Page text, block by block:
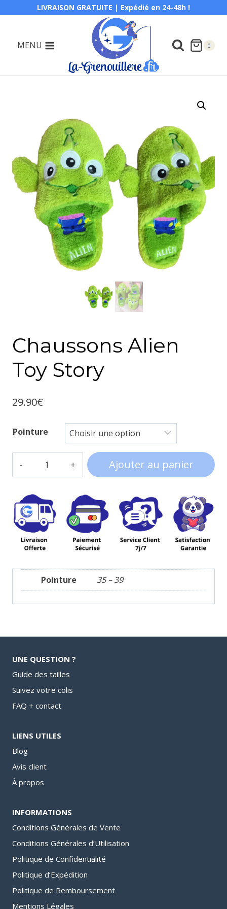
contenu
LIVRAISON GRATUITE | Expédié en 24-48h !
MENU 0
Chaussons Alien
Toy Story
29.90€
Pointure
de
Chaussons
Alien
Toy
Story
Ajouter au panier
Pointure 35 – 39
UNE QUESTION ?
Guide des tailles
Suivez votre colis
FAQ + contact
LIENS UTILES
Blog
Avis client
À propos
INFORMATIONS
Conditions Générales de Vente
Conditions Générales d’Utilisation
Politique de Confidentialité
Politique d’Expédition
Politique de Remboursement
Mentions Légales